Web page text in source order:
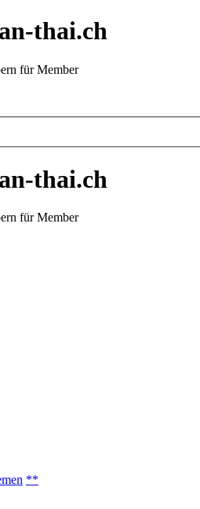
thai.ch
für Member
thai.ch
für Member
**